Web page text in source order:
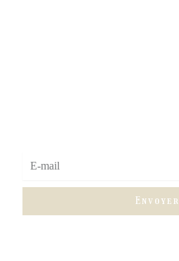
Envoyer